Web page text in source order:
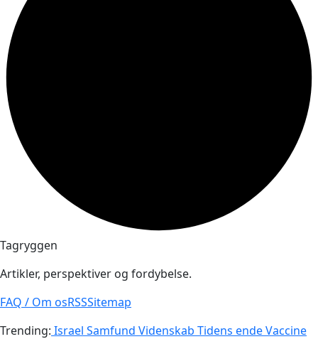
Tagryggen
Artikler, perspektiver og fordybelse.
FAQ / Om osRSSSitemap
Trending: Israel Samfund Videnskab Tidens endeVaccine